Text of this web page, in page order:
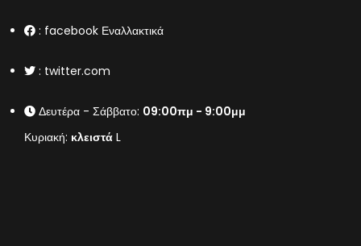
: facebook Εναλλακτικά
: twitter.com
Δευτέρα - Σάββατο: 09:00πμ - 9:00μμ
Κυριακή: κλειστά L